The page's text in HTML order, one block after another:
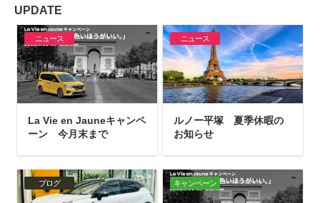
UPDATE
ニュース
La Vie en Jauneキャンペ
ーン 今月末まで
ニュース
ルノー平塚 夏季休暇の
お知らせ
ブログ キャンペーン